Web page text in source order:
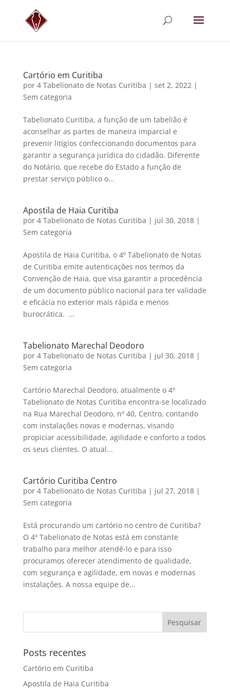
Cartório em Curitiba
por 4 Tabelionato de Notas Curitiba | set 2, 2022|
Sem categoria
Tabelionato Curitiba, a função de um tabelião é
aconselhar as partes de maneira imparcial e
prevenir litígios confeccionando documentos para
garantir a segurança jurídica do cidadão. Diferente
do Notário, que recebe do Estado a função de
prestar serviço público o...
Apostila de Haia Curitiba
por 4 Tabelionato de Notas Curitiba | jul 30, 2018|
Sem categoria
Apostila de Haia Curitiba, o 4º Tabelionato de Notas
de Curitiba emite autenticações nos termos da
Convenção de Haia, que visa garantir a procedência
de um documento público nacional para ter validade
e eficácia no exterior mais rápida e menos
burocrática. ...
Tabelionato Marechal Deodoro
por 4 Tabelionato de Notas Curitiba | jul 30, 2018|
Sem categoria
Cartório Marechal Deodoro, atualmente o 4º
Tabelionato de Notas Curitiba encontra-se localizado
na Rua Marechal Deodoro, nº 40, Centro, contando
com instalações novas e modernas, visando
propiciar acessibilidade, agilidade e conforto a todos
os seus clientes. O atual...
Cartório Curitiba Centro
por 4 Tabelionato de Notas Curitiba | jul 27, 2018|
Sem categoria
Está procurando um cartório no centro de Curitiba?
O 4º Tabelionato de Notas está em constante
trabalho para melhor atendê-lo e para isso
procuramos oferecer atendimento de qualidade,
com segurança e agilidade, em novas e modernas
instalações. A nossa equipe de...
Posts recentes
Cartório em Curitiba
Apostila de Haia Curitiba